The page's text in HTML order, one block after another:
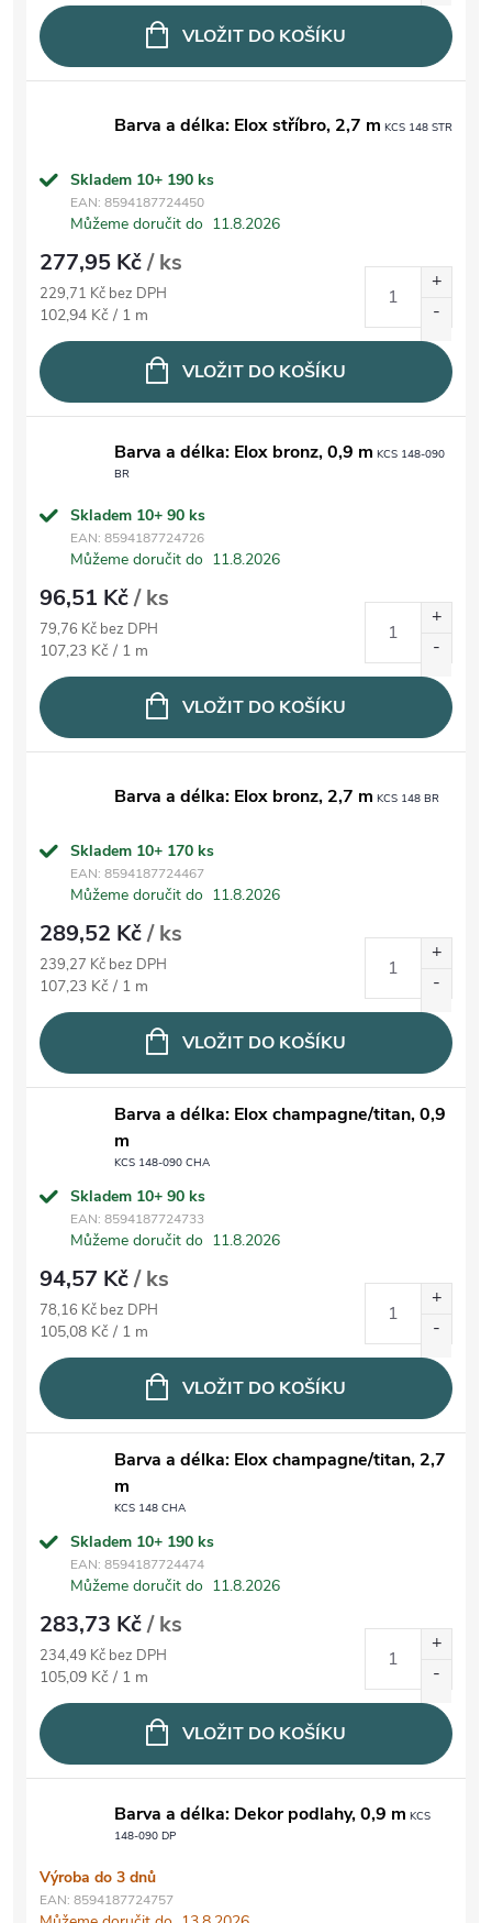
VLOŽIT DO KOŠÍKU
Barva a délka: Elox stříbro, 2,7 m KCS 148 STR
Skladem 10+ 190 ks
EAN: 8594187724450
Můžeme doručit do 11.8.2026
277,95 Kč/ ks
229,71 Kč bez DPH
Měrná cena:
102,94 Kč / 1 m
VLOŽIT DO KOŠÍKU
Barva a délka: Elox bronz, 0,9 m KCS 148-090
BR
Skladem 10+ 90 ks
EAN: 8594187724726
Můžeme doručit do 11.8.2026
96,51 Kč/ ks
79,76 Kč bez DPH
Měrná cena:
107,23 Kč / 1 m
VLOŽIT DO KOŠÍKU
Barva a délka: Elox bronz, 2,7 m KCS 148 BR
Skladem 10+ 170 ks
EAN: 8594187724467
Můžeme doručit do 11.8.2026
289,52 Kč/ ks
239,27 Kč bez DPH
Měrná cena:
107,23 Kč / 1 m
VLOŽIT DO KOŠÍKU
Barva a délka: Elox champagne/titan, 0,9
m
KCS 148-090 CHA
Skladem 10+ 90 ks
EAN: 8594187724733
Můžeme doručit do 11.8.2026
94,57 Kč/ ks
78,16 Kč bez DPH
Měrná cena:
105,08 Kč / 1 m
VLOŽIT DO KOŠÍKU
Barva a délka: Elox champagne/titan, 2,7
m
KCS 148 CHA
Skladem 10+ 190 ks
EAN: 8594187724474
Můžeme doručit do 11.8.2026
283,73 Kč/ ks
234,49 Kč bez DPH
Měrná cena:
105,09 Kč / 1 m
VLOŽIT DO KOŠÍKU
Barva a délka: Dekor podlahy, 0,9 m KCS
148-090 DP
Výroba do 3 dnů
EAN: 8594187724757